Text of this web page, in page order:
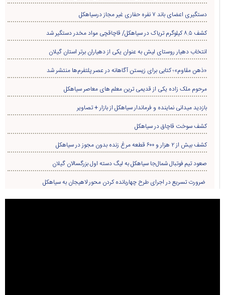
دستگیری اعضای باند ۷ نفره حفاری غير مجاز درسیاهکل
کشف ۸.۵ کیلوگرم تریاک در سیاهکل/ قاچاقچی مواد مخدر دستگیر شد
انتخاب دهیار روستای لیش به عنوان یکی از دهیاران برتر استان گیلان
«ذهن مقاوم»؛ کتابی برای زیستن آگاهانه در عصر پلتفرم‌ها منتشر شد
مرحوم ملک زاده یکی از قدیمی ترین معلم های معاصر سیاهکل
بازدید میدانی نماینده و فرماندار سیاهکل از بازار + تصاویر
کشف سوخت قاچاق در سياهکل
کشف بیش از ۲ هزار و ۶۰۰ قطعه مرغ زنده بدون مجوز در سیاهکل
صعود تیم فوتبال شمال‌جا‌ سیاهکل به لیگ دسته اول بزرگسالان گیلان
ضرورت تسریع در اجرای طرح چهاربانده کردن محور لاهیجان به سیاهکل